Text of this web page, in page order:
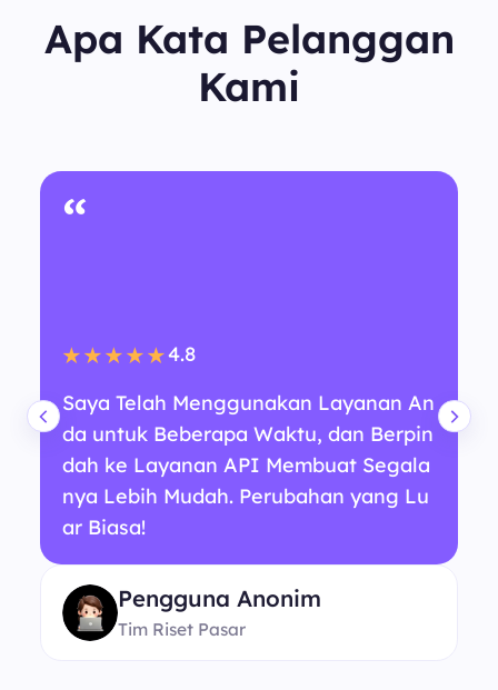
Apa Kata Pelanggan
Kami
“
★★★★★4.8
Saya Telah Menggunakan Layanan An
da untuk Beberapa Waktu, dan Berpin
dah ke Layanan API Membuat Segala
nya Lebih Mudah. Perubahan yang Lu
ar Biasa!
Pengguna Anonim
Tim Riset Pasar